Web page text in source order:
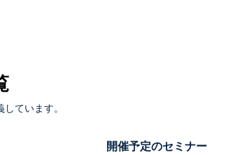
ています。
開催予定のセミナー